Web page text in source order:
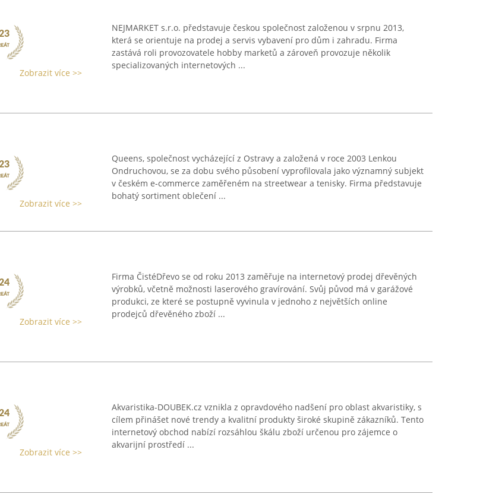
Zobrazit více >>
NEJMARKET s.r.o. představuje českou společnost založenou v srpnu 2013,
která se orientuje na prodej a servis vybavení pro dům i zahradu. Firma
zastává roli provozovatele hobby marketů a zároveň provozuje několik
specializovaných internetových ...
Zobrazit více >>
Queens, společnost vycházející z Ostravy a založená v roce 2003 Lenkou
Ondruchovou, se za dobu svého působení vyprofilovala jako významný subjekt
v českém e-commerce zaměřeném na streetwear a tenisky. Firma představuje
bohatý sortiment oblečení ...
Zobrazit více >>
Firma ČistéDřevo se od roku 2013 zaměřuje na internetový prodej dřevěných
výrobků, včetně možnosti laserového gravírování. Svůj původ má v garážové
produkci, ze které se postupně vyvinula v jednoho z největších online
prodejců dřevěného zboží ...
Zobrazit více >>
Akvaristika-DOUBEK.cz vznikla z opravdového nadšení pro oblast akvaristiky, s
cílem přinášet nové trendy a kvalitní produkty široké skupině zákazníků. Tento
internetový obchod nabízí rozsáhlou škálu zboží určenou pro zájemce o
akvarijní prostředí ...